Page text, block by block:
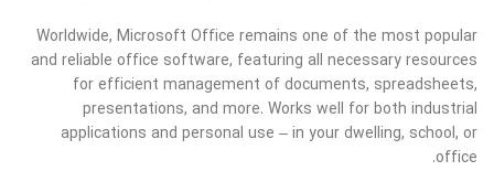
Worldwide, Microsoft Office remains one of the most popular
and reliable office software, featuring all necessary resources
for efficient management of documents, spreadsheets,
presentations, and more. Works well for both industrial
applications and personal use – in your dwelling, school, or
office.